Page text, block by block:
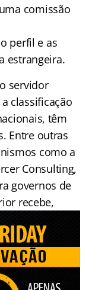
comissão
perfil e as
estrangeira.
servidor
classificação
têm
Entre outras
como a
Consulting,
governos de
recebe,